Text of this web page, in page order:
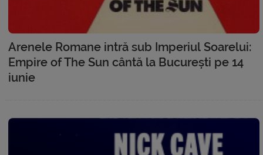
Arenele Romane intră sub Imperiul Soarelui:
Empire of The Sun cântă la București pe 14
iunie